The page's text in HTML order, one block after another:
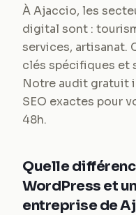
À Ajaccio, les
digital sont :
services, artisanat.
clés spécifiques et
Notre audit gratuit
SEO exactes pour
48h.
Quelle
WordPress et
entreprise de